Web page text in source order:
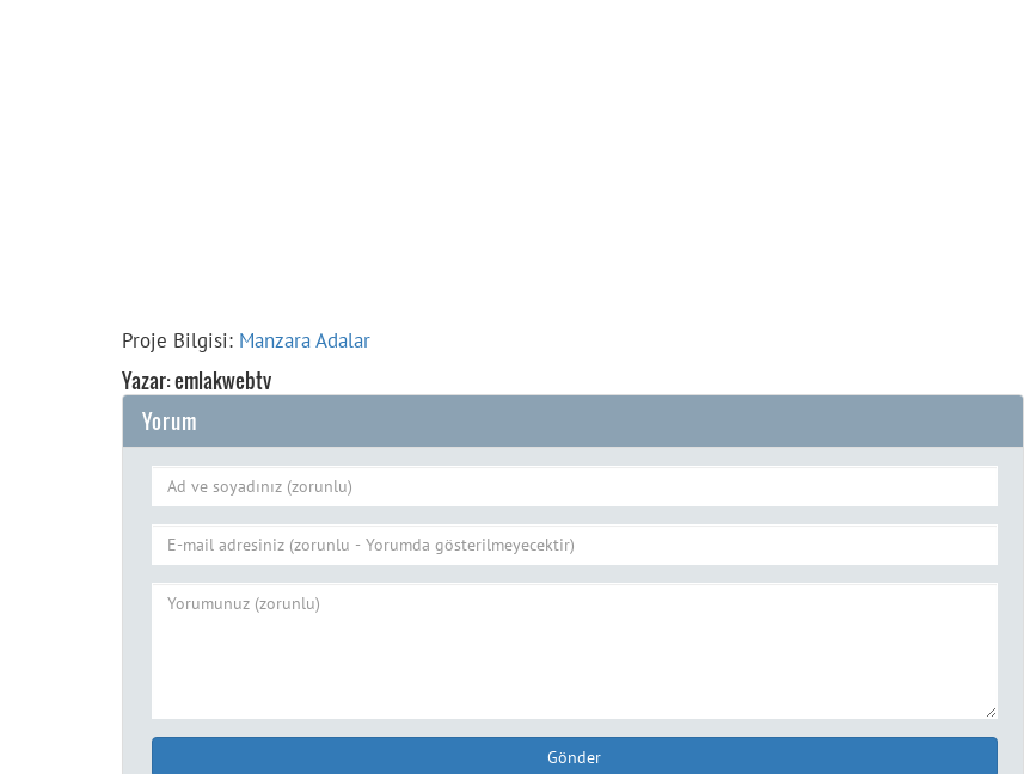
Proje Bilgisi: Manzara Adalar
Yazar: emlakwebtv
Yorum
Gönder